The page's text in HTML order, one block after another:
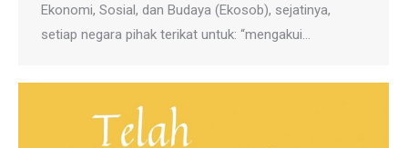
Ekonomi, Sosial, dan Budaya (Ekosob), sejatinya,
setiap negara pihak terikat untuk: “mengakui…